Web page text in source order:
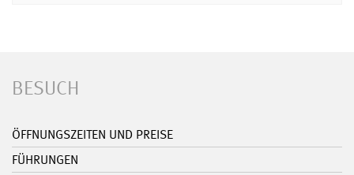
BESUCH
ÖFFNUNGSZEITEN UND PREISE
FÜHRUNGEN